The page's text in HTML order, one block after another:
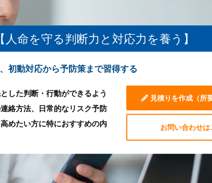
命を守る判断力と対応力を養う】
初動対応から予防策まで習得する
した判断・行動ができるよう
絡方法、日常的なリスク予防
めたい方に特におすすめの内
見積りを作成 （所
お問い合わせは